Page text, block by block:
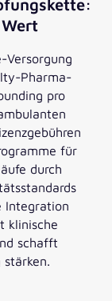
Pharma-
pro
für
durch
Integration
klinische
schafft